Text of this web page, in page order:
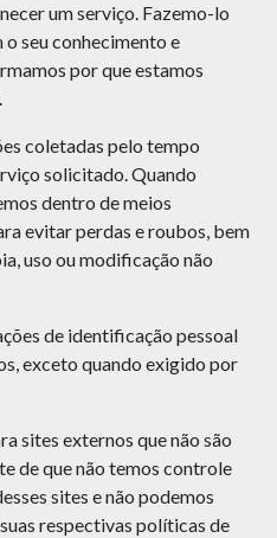
um serviço. Fazemo-lo
seu conhecimento e
por que estamos
coletadas pelo tempo
solicitado. Quando
dentro de meios
evitar perdas e roubos, bem
uso ou modificação não
de identificação pessoal
exceto quando exigido por
sites externos que não são
de que não temos controle
sites e não podemos
respectivas políticas de